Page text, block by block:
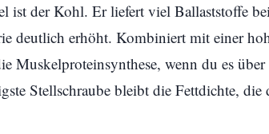
ist der Kohl. Er liefert viel Ballaststoffe
deutlich erhöht. Kombiniert mit einer
Muskelproteinsynthese, wenn du es
Stellschraube bleibt die Fettdichte,